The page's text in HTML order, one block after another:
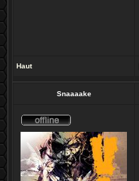
Haut
Snaaaake